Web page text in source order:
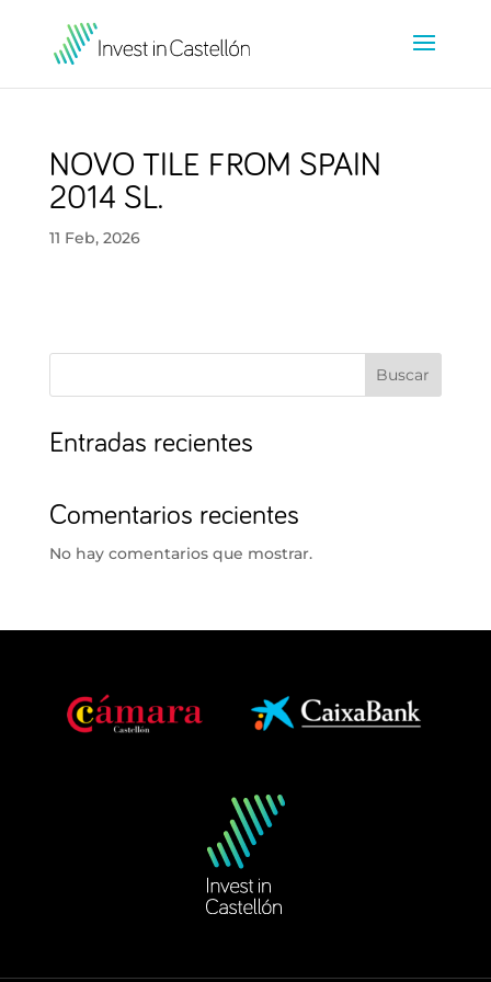
NOVO TILE FROM SPAIN
2014 SL.
11 Feb, 2026
Buscar
Entradas recientes
Comentarios recientes
No hay comentarios que mostrar.